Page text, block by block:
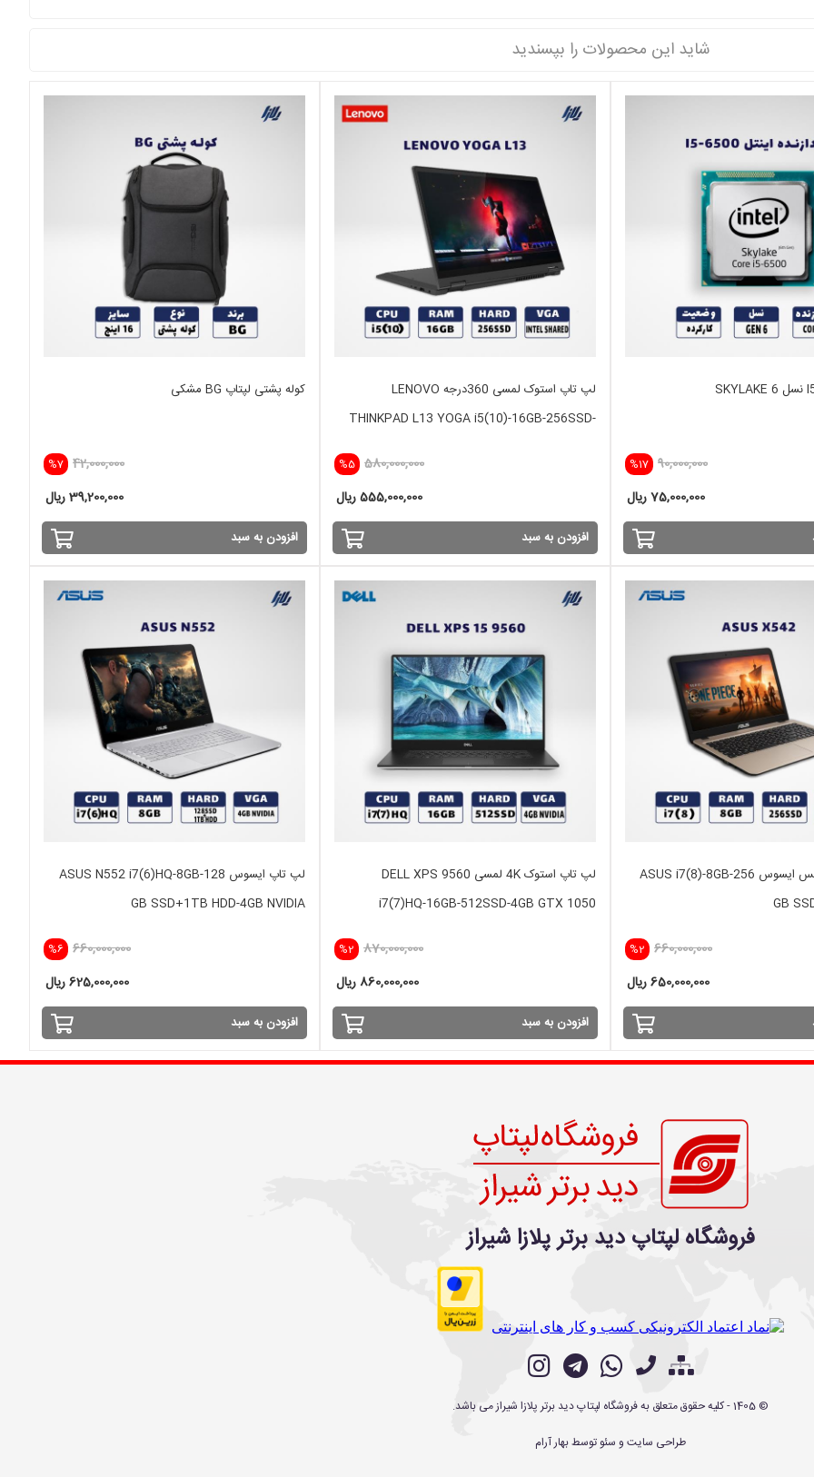
شاید این محصولات را بپسندید
%17 90,000,000
75,000,000 ریال
لپ تاپ استوک لمسی 360درجه LENOVO
THINKPAD L13 YOGA i5(10)-16GB-256SSD-
%5 580,000,000
555,000,000 ریال
افزودن به سبد
کوله پشتی لپتاپ BG مشکی
%7 42,000,000
39,200,000 ریال
افزودن به سبد
لپ تاپ اپن باکس ایسوس ASUS i7(8)-8GB-256
GB
%2 660,000,000
650,000,000 ریال
لپ تاپ استوک 4K لمسی DELL XPS 9560
i7(7)HQ-16GB-512SSD-4GB GTX 1050
%2 870,000,000
860,000,000 ریال
افزودن به سبد
لپ تاپ ایسوس ASUS N552 i7(6)HQ-8GB-128
GB SSD+1TB HDD-4GB NVIDIA
%6 660,000,000
625,000,000 ریال
افزودن به سبد
فروشگاه لپتاپ دید برتر پلازا شیراز
©
1405- کلیه حقوق متعلق بهفروشگاه لپتاپ دید برتر پلازا شیرازمی باشد.
طراحی سایت و سئوتوسطبهار آرام